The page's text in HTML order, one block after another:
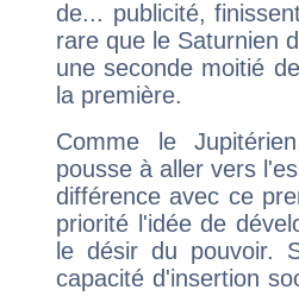
de... publicité,
rare que le Saturnien
une seconde moitié
la première.
Comme le
pousse à aller vers
différence avec ce
priorité l'idée de
le désir du pouvoir.
capacité d'insertion